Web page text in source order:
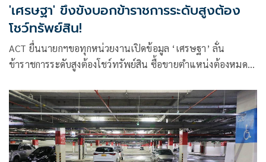
'เศรษฐา' ขึงขังบอกข้าราชการระดับสูงต้อง
โชว์ทรัพย์สิน!
ACT ยื่นนายกฯขอทุกหน่วยงานเปิดข้อมูล ‘เศรษฐา’ ลั่น
ข้าราชการระดับสูงต้องโชว์ทรัพย์สิน ซื้อขายตำแหน่งต้องหมด